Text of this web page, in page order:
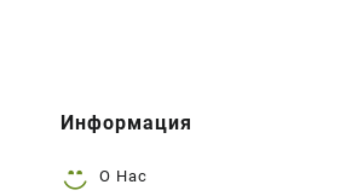
Информация
О Нас